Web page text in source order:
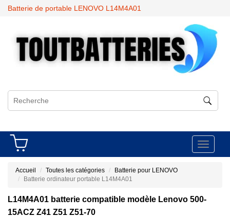
Batterie de portable LENOVO L14M4A01
Toggle
Accueil Toutes les catégories
Batterie pour LENOVO
Batterie ordinateur portable L14M4A01
L14M4A01 batterie compatible modèle Lenovo 500-
15ACZ Z41 Z51 Z51-70